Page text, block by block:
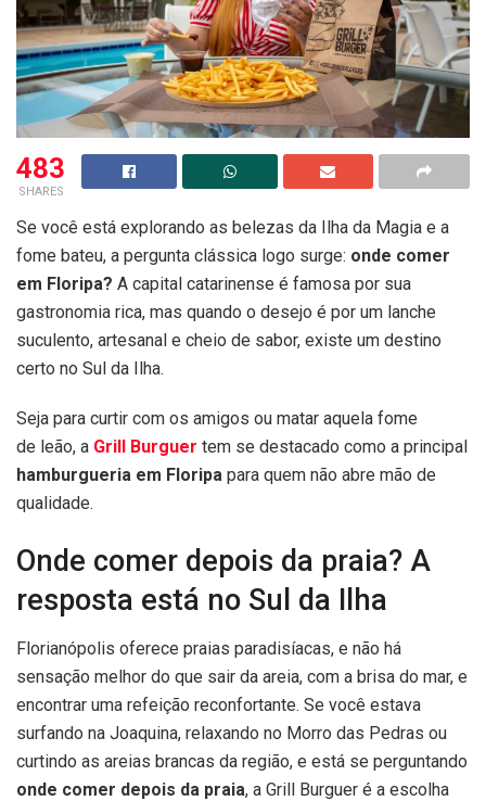
483
SHARES
Se você está explorando as belezas da Ilha da Magia e a
fome bateu, a pergunta clássica logo surge: onde comer
em Floripa? A capital catarinense é famosa por sua
gastronomia rica, mas quando o desejo é por um lanche
suculento, artesanal e cheio de sabor, existe um destino
certo no Sul da Ilha.
Seja para curtir com os amigos ou matar aquela fome
de leão, a Grill Burguer tem se destacado como a principal
hamburgueria em Floripa para quem não abre mão de
qualidade.
Onde comer depois da praia? A
resposta está no Sul da Ilha
Florianópolis oferece praias paradisíacas, e não há
sensação melhor do que sair da areia, com a brisa do mar, e
encontrar uma refeição reconfortante. Se você estava
surfando na Joaquina, relaxando no Morro das Pedras ou
curtindo as areias brancas da região, e está se perguntando
onde comer depois da praia, a Grill Burguer é a escolha